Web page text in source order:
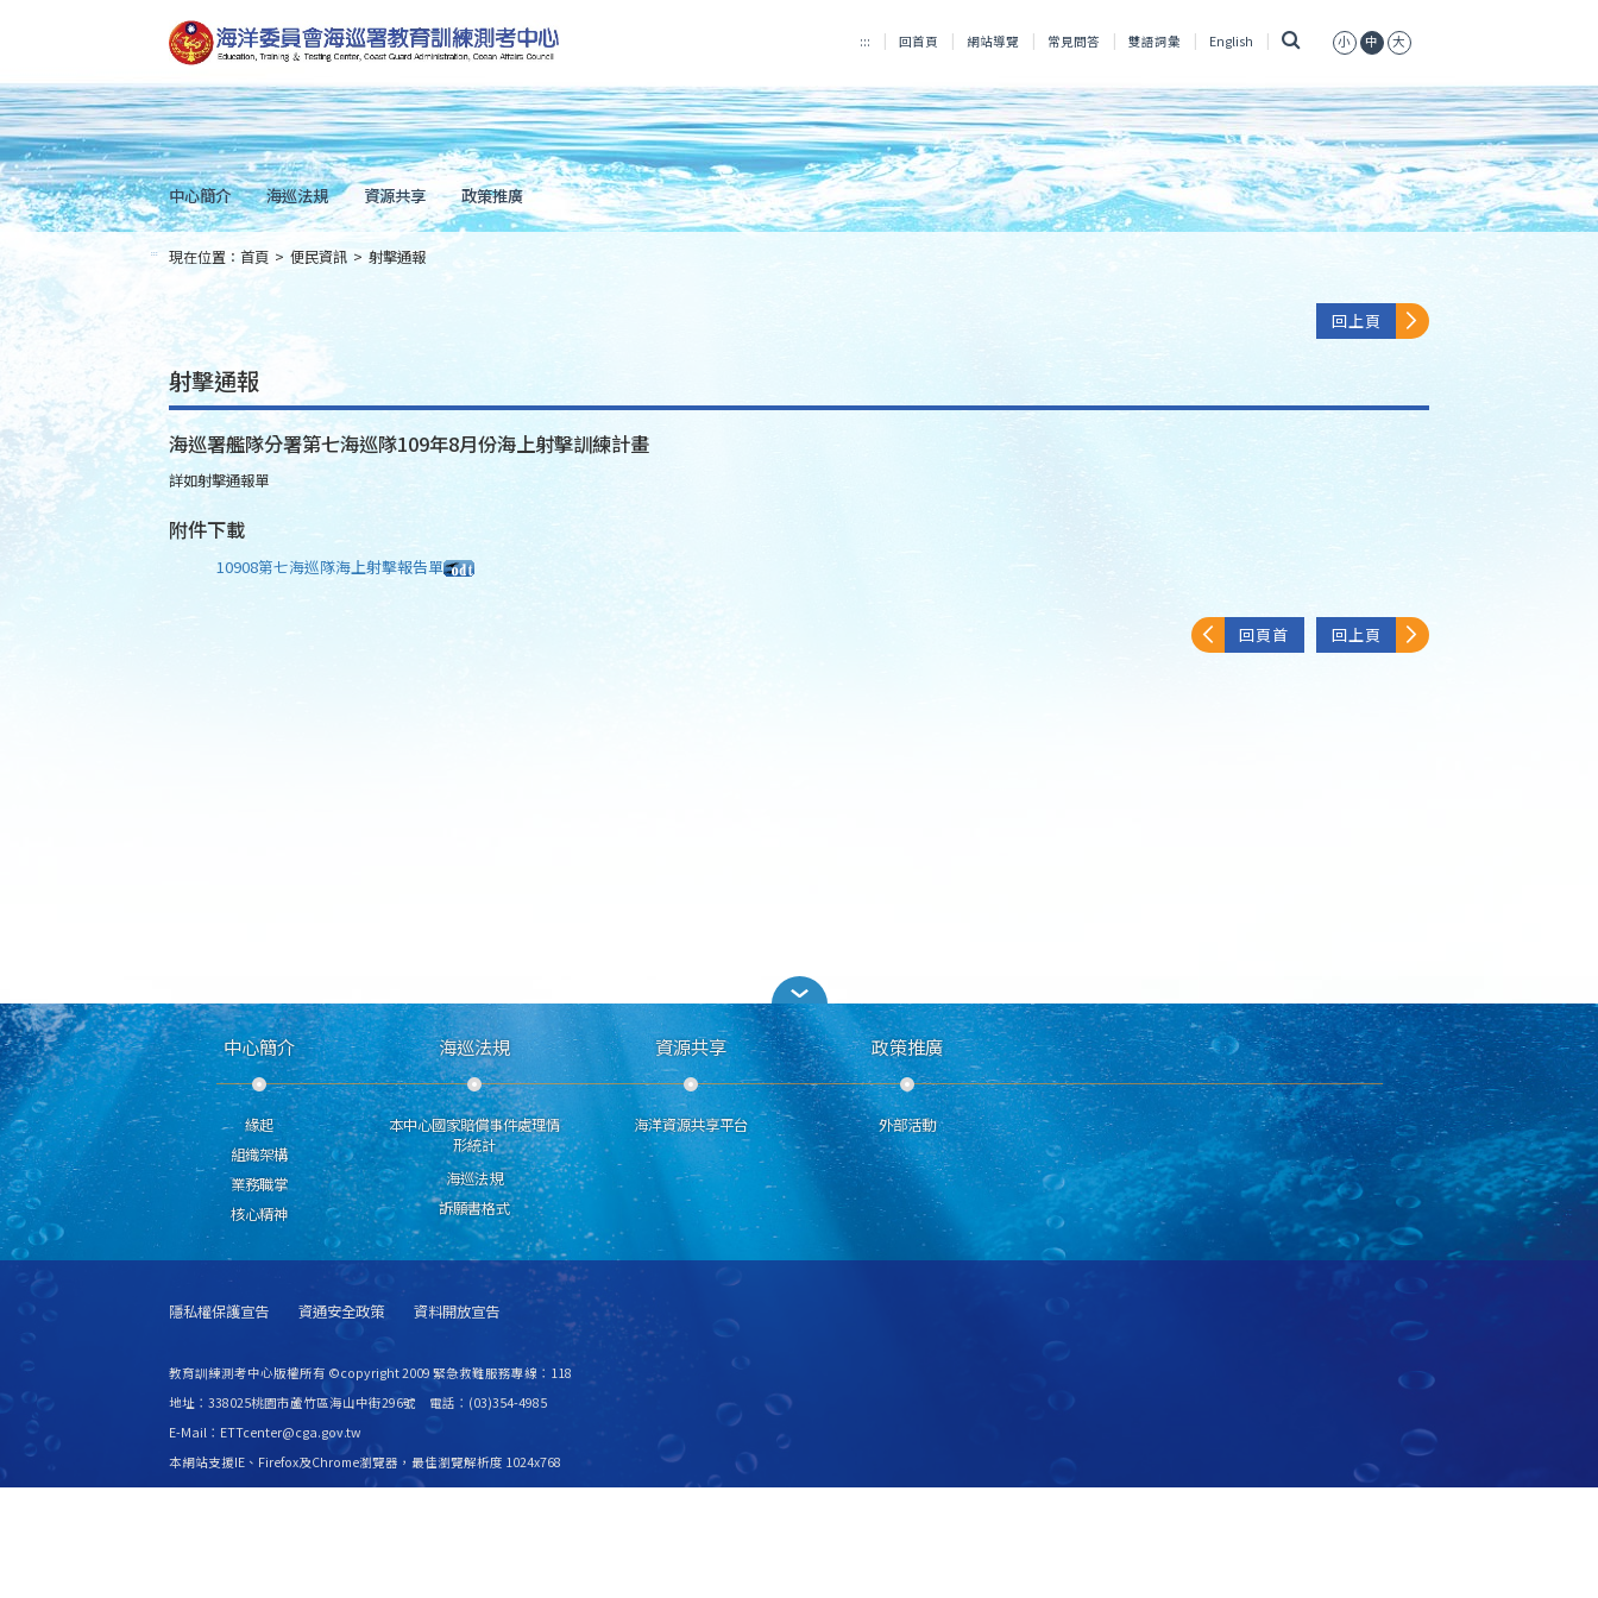
到
主
要
內
容
Skip
to
main
content
::: 回首頁 網站導覽 常見問答 雙語詞彙 English 小 中 大
中心簡介 海巡法規 資源共享 政策推廣
::: 現在位置： 首頁 > 便民資訊 > 射擊通報
回上頁
射擊通報
海巡署艦隊分署第七海巡隊109年8月份海上射擊訓練計畫
詳如射擊通報單
附件下載
10908第七海巡隊海上射擊報告單
回頁首 回上頁
中心簡介
緣起
組織架構
業務職掌
核心精神
海巡法規
本中心國家賠償事件處理情
形統計
海巡法規
訴願書格式
資源共享
海洋資源共享平台
政策推廣
外部活動
隱私權保護宣告 資通安全政策 資料開放宣告
教育訓練測考中心版權所有 ©copyright 2009 緊急救難服務專線：118
地址：338025桃園市蘆竹區海山中街296號 電話：(03)354-4985
E-Mail：ETTcenter@cga.gov.tw
本網站支援IE、Firefox及Chrome瀏覽器，最佳瀏覽解析度 1024x768
更新日期115年08月07日 瀏覽人次2529245